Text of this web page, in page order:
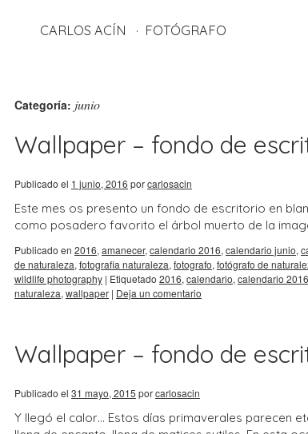
CARLOS ACÍN FOTÓGRAFO
Categoría: junio
Wallpaper – fondo de
Publicado el 1 junio, 2016 porcarlosacin
Este mes os presento un fondo de escritorio en
como posadero favorito el árbol muerto de la
Publicado en 2016, amanecer, calendario 2016, calendario junio,
de naturaleza, fotografia naturaleza, fotografo, fotógrafo de
wildlife photography | Etiquetado 2016, calendario, calendario 2016
naturaleza, wallpaper | Deja un comentario
Wallpaper – fondo de
Publicado el 31 mayo, 2015 porcarlosacin
Y llegó el calor… Estos días primaverales parecen